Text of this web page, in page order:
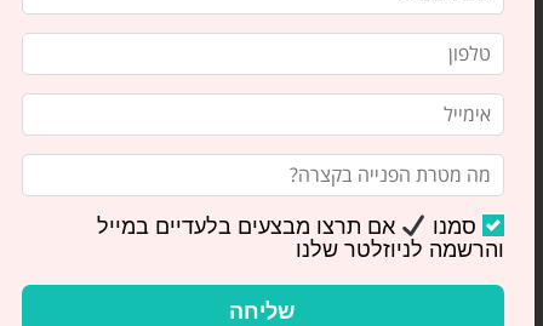
סמנו
אם תרצו מבצעים בלעדיים במייל
והרשמה לניוזלטר שלנו
שליחה